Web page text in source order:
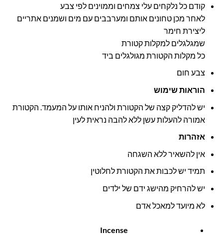
קודם כל נלקחים עלי צמחים וממוינים לפי צבע
לאחר מכן טחונים אותם ומערבבים עם מים ושמנים אתריים
ליצירת חימר
שמגלגלים למקלות קטורת
כל מקלות הקטורת מגולגלים ביד
צבע חום
הוראות שימוש
יש להדליק קצה של הקטורת ולהניח אותו על המעמד. הקטורת
אמורה להעלות עשן ללא להבה נראית לעין
אזהרות
אין להשאיר ללא השגחה
תמיד יש לכבות את הקטורת לחלוטין
יש להרחיק מהישג ידם של ילדים
לא מיועד למאכל אדם
Incense